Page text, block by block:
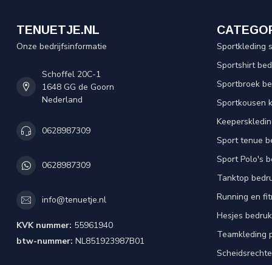
TENUETJE.NL
Onze bedrijfsinformatie
Schoffel 20C-1
1648 GG de Goorn
Nederland
0628987309
0628987309
info@tenuetje.nl
KVK nummer: 55961940
btw-nummer: NL851923987B01
Sportkleding
Sportshirt
Sportbroek
Sportkousen
Sport tenue
Sport Polo's
Tanktop
Running en
Hesjes
Teamkleding